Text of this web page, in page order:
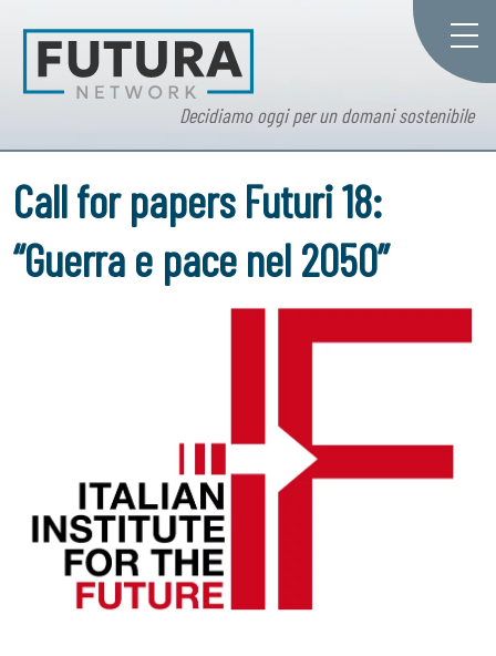
Decidiamo oggi per un domani sostenibile
Call for papers Futuri 18:
“Guerra e pace nel 2050”